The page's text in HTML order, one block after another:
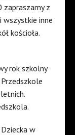
zapraszamy z
wszystkie inne
kościoła.
rok szkolny
w